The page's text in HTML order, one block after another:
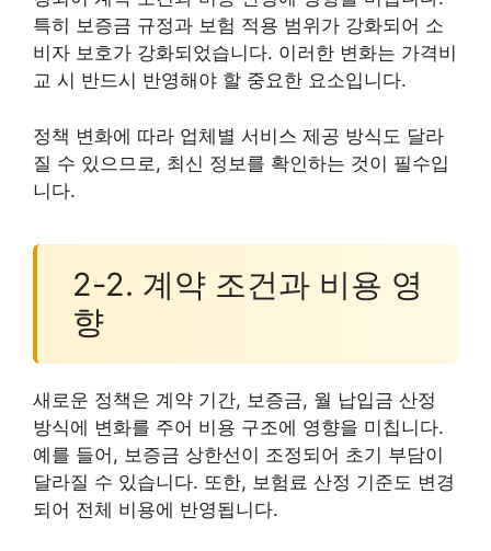
특히 보증금 규정과 보험 적용 범위가 강화되어 소
비자 보호가 강화되었습니다. 이러한 변화는 가격비
교 시 반드시 반영해야 할 중요한 요소입니다.
정책 변화에 따라 업체별 서비스 제공 방식도 달라
질 수 있으므로, 최신 정보를 확인하는 것이 필수입
니다.
2-2. 계약 조건과 비용 영
향
새로운 정책은 계약 기간, 보증금, 월 납입금 산정
방식에 변화를 주어 비용 구조에 영향을 미칩니다.
예를 들어, 보증금 상한선이 조정되어 초기 부담이
달라질 수 있습니다. 또한, 보험료 산정 기준도 변경
되어 전체 비용에 반영됩니다.